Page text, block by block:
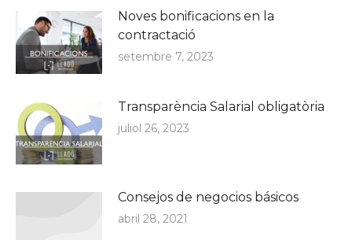
Noves bonificacions en la
contractació
setembre 7, 2023
Transparència Salarial obligatòria
juliol 26, 2023
Consejos de negocios básicos
abril 28, 2021